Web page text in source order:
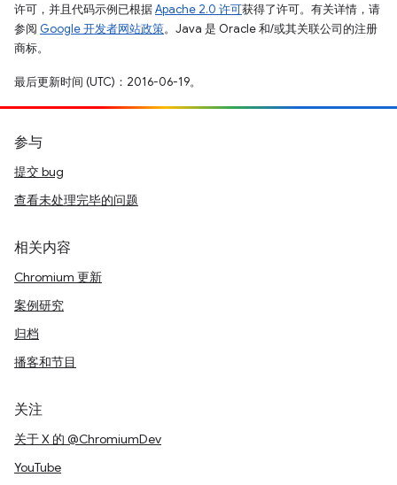
许可，并且代码示例已根据Apache 2.0 许可获得了许可。有关详情，请
参阅 Google 开发者网站政策。Java 是 Oracle 和/或其关联公司的注册
商标。
最后更新时间 (UTC)：2016-06-19。
参与
提交 bug
查看未处理完毕的问题
相关内容
Chromium 更新
案例研究
归档
播客和节目
关注
关于 X 的 @ChromiumDev
YouTube